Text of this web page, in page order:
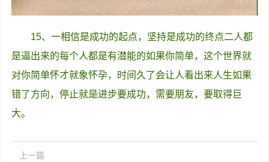
15、一相信是成功的起点，坚持是成功的终点二人都
是逼出来的每个人都是有潜能的如果你简单，这个世界就
对你简单怀才就象怀孕，时间久了会让人看出来人生如果
错了方向，停止就是进步要成功，需要朋友，要取得巨
大。
上一篇